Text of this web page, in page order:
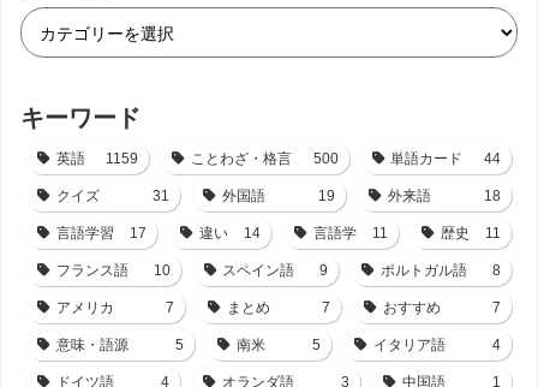
キーワード
英語 1159 ことわざ・格言 500 単語カード 44
クイズ 31 外国語 19 外来語 18
言語学習 17 違い 14 言語学 11 歴史 11
フランス語 10 スペイン語 9 ポルトガル語 8
アメリカ 7 まとめ 7 おすすめ 7
意味・語源 5 南米 5 イタリア語 4
ドイツ語 4 オランダ語 3 中国語 1